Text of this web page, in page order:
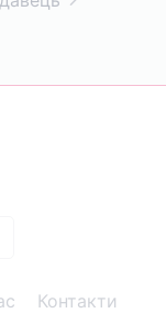
Контакти